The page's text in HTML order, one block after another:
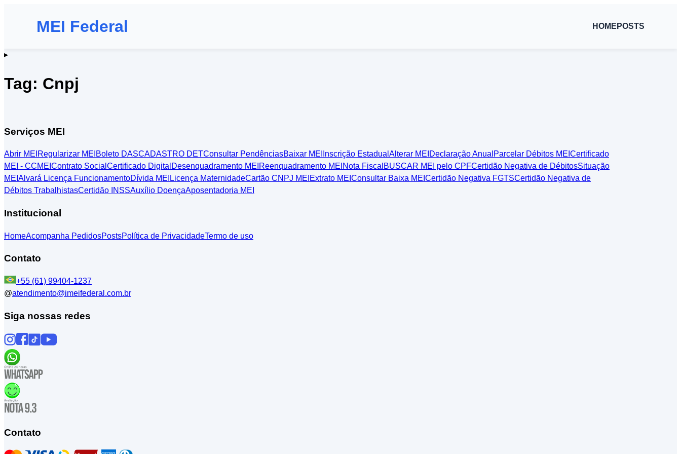
MEI Federal HOME POSTS
▸
Tag: Cnpj
Serviços MEI
Abrir MEI Regularizar MEI Boleto DASCADASTRO DETConsultar PendênciasBaixar MEI Inscrição Estadual Alterar MEI Declaração Anual Parcelar Débitos MEI Certificado
MEI - CCMEI Contrato Social Certificado Digital Desenquadramento MEI Reenquadramento MEI Nota Fiscal BUSCAR MEI pelo CPFCertidão Negativa de DébitosSituação
MEI Alvará Licença FuncionamentoDívida MEI Licença MaternidadeCartão CNPJ MEI Extrato MEI Consultar Baixa MEI Certidão Negativa FGTSCertidão Negativa de
Débitos TrabalhistasCertidão INSSAuxílio DoençaAposentadoria MEI
Institucional
HomeAcompanha PedidosPostsPolítica de PrivacidadeTermo de uso
Contato
+55 (61) 99404-1237
@atendimento@imeifederal.com.br
Siga nossas redes
Contato